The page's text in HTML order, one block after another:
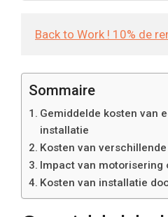
Back to Work ! 10% de
Sommaire
Gemiddelde kosten van
installatie
Kosten van
Impact van motorisering
Kosten van installatie